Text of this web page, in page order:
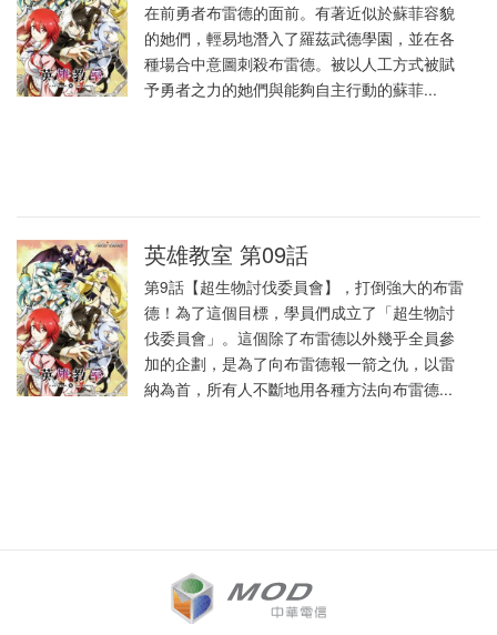
在前勇者布雷德的面前。有著近似於蘇菲容貌
的她們，輕易地潛入了羅茲武德學園，並在各
種場合中意圖刺殺布雷德。被以人工方式被賦
予勇者之力的她們與能夠自主行動的蘇菲...
英雄教室 第09話
第9話【超生物討伐委員會】，打倒強大的布雷
德！為了這個目標，學員們成立了「超生物討
伐委員會」。這個除了布雷德以外幾乎全員參
加的企劃，是為了向布雷德報一箭之仇，以雷
納為首，所有人不斷地用各種方法向布雷德...